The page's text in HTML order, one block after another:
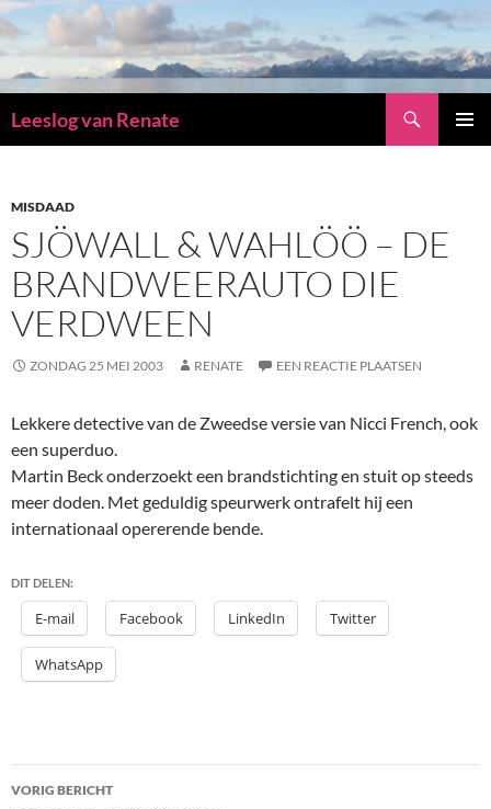
Leeslog van Renate
INHOUD
MISDAAD
SJÖWALL & WAHLÖÖ – DE
BRANDWEERAUTO DIE
VERDWEEN
ZONDAG 25 MEI 2003 RENATE EEN REACTIE PLAATSEN
Lekkere detective van de Zweedse versie van Nicci French, ook
een superduo.
Martin Beck onderzoekt een brandstichting en stuit op steeds
meer doden. Met geduldig speurwerk ontrafelt hij een
internationaal opererende bende.
DIT DELEN:
E-mail Facebook LinkedIn Twitter
WhatsApp
Bericht
VORIG BERICHT